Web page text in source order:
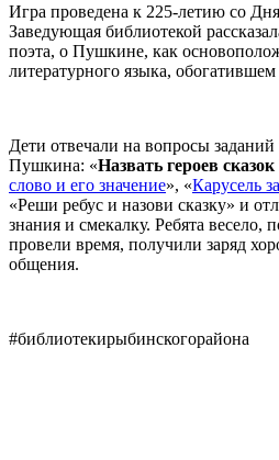
Игра проведена к 225-летию со
Заведующая библиотекой
поэта, о Пушкине, как
литературного языка,
Дети отвечали на вопросы
Пушкина: «Назвать героев
слово и его значение», «Карусель
«Реши ребус и назови сказку» и
знания и смекалку. Ребята весело,
провели время, получили заряд
общения.
#библиотекирыбинскогорайона